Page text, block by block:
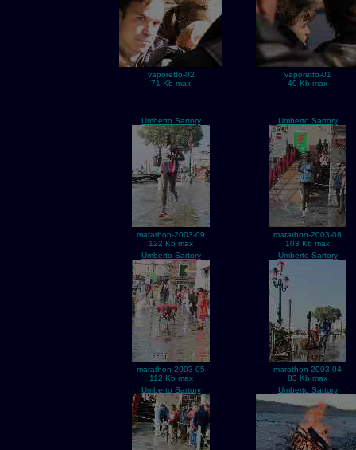
vaporetto-02
71 Kb max
vaporetto-01
40 Kb max
Umberto Sartory
marathon-2003-09
122 Kb max
Umberto Sartory
marathon-2003-08
103 Kb max
Umberto Sartory
marathon-2003-05
112 Kb max
Umberto Sartory
marathon-2003-04
83 Kb max
Umberto Sartory
Umberto Sartory